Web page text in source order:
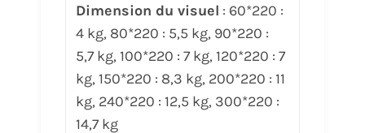
Dimension du visuel : 60*220 :
4 kg, 80*220 : 5,5 kg, 90*220 :
5,7 kg, 100*220 : 7 kg, 120*220 : 7
kg, 150*220 : 8,3 kg, 200*220 : 11
kg, 240*220 : 12,5 kg, 300*220 :
14,7 kg